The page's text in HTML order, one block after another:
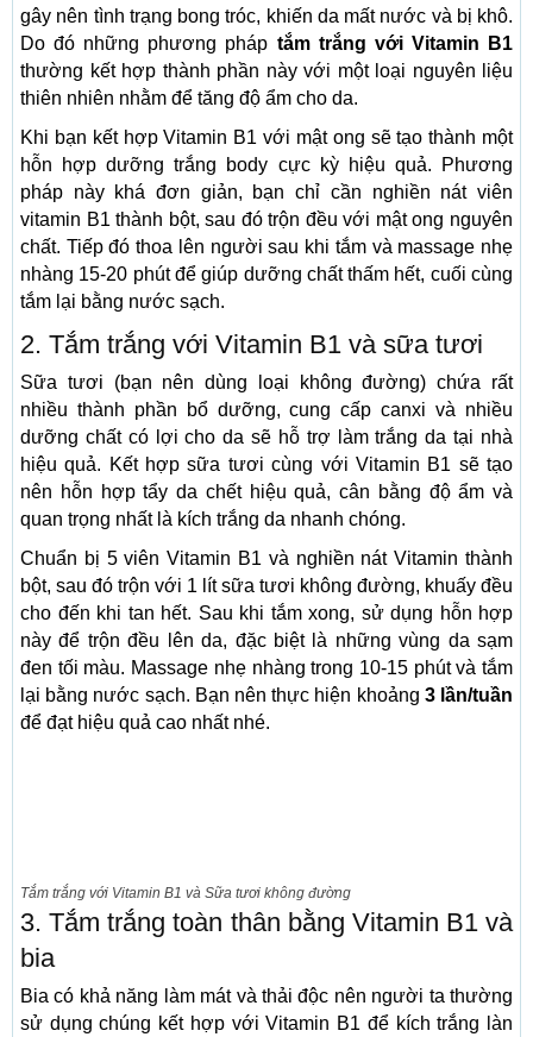
gây nên tình trạng bong tróc, khiến da mất nước và bị khô.
Do đó những phương pháp tắm trắng với Vitamin B1
thường kết hợp thành phần này với một loại nguyên liệu
thiên nhiên nhằm để tăng độ ẩm cho da.
Khi bạn kết hợp Vitamin B1 với mật ong sẽ tạo thành một
hỗn hợp dưỡng trắng body cực kỳ hiệu quả. Phương
pháp này khá đơn giản, bạn chỉ cần nghiền nát viên
vitamin B1 thành bột, sau đó trộn đều với mật ong nguyên
chất. Tiếp đó thoa lên người sau khi tắm và massage nhẹ
nhàng 15-20 phút để giúp dưỡng chất thấm hết, cuối cùng
tắm lại bằng nước sạch.
2. Tắm trắng với Vitamin B1 và sữa tươi
Sữa tươi (bạn nên dùng loại không đường) chứa rất
nhiều thành phần bổ dưỡng, cung cấp canxi và nhiều
dưỡng chất có lợi cho da sẽ hỗ trợ làm trắng da tại nhà
hiệu quả. Kết hợp sữa tươi cùng với Vitamin B1 sẽ tạo
nên hỗn hợp tẩy da chết hiệu quả, cân bằng độ ẩm và
quan trọng nhất là kích trắng da nhanh chóng.
Chuẩn bị 5 viên Vitamin B1 và nghiền nát Vitamin thành
bột, sau đó trộn với 1 lít sữa tươi không đường, khuấy đều
cho đến khi tan hết. Sau khi tắm xong, sử dụng hỗn hợp
này để trộn đều lên da, đặc biệt là những vùng da sạm
đen tối màu. Massage nhẹ nhàng trong 10-15 phút và tắm
lại bằng nước sạch. Bạn nên thực hiện khoảng 3 lần/tuần
để đạt hiệu quả cao nhất nhé.
Tắm trắng với Vitamin B1 và Sữa tươi không đường
3. Tắm trắng toàn thân bằng Vitamin B1 và
bia
Bia có khả năng làm mát và thải độc nên người ta thường
sử dụng chúng kết hợp với Vitamin B1 để kích trắng làn